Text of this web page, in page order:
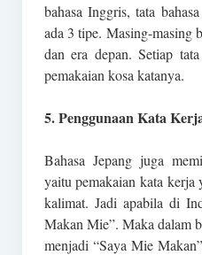
bahasa Inggris, tata
ada 3 tipe. Masing-masing
dan era depan. Setiap
pemakaian kosa katanya.
5. Penggunaan Kata
Bahasa Jepang juga
yaitu pemakaian kata kerja
kalimat. Jadi apabila di
Makan Mie”. Maka dalam
menjadi “Saya Mie